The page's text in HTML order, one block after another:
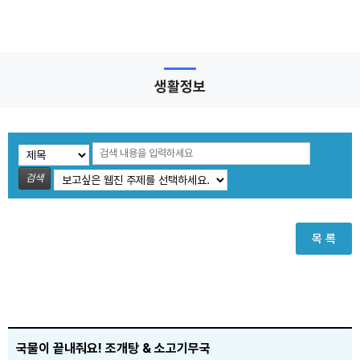
생활정보
검색
목 록
국물이 끝내줘요! 조개탕 & 소고기무국